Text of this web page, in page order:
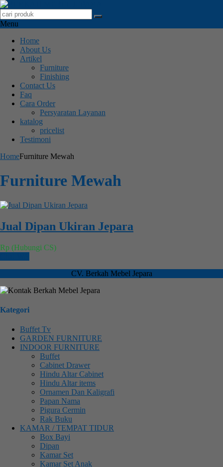
Menu
Home
About Us
Artikel
Furniture
Finishing
Contact Us
Faq
Cara Order
Persyaratan Layanan
katalog
pricelist
Testimoni
HomeFurniture Mewah
Furniture Mewah
Jual Dipan Ukiran Jepara
Rp (Hubungi CS)
CV. Berkah Mebel Jepara
Kategori
Buffet Tv
GARDEN FURNITURE
INDOOR FURNITURE
Buffet
Cabinet Drawer
Hindu Altar Cabinet
Hindu Altar items
Ornamen Dan Kaligrafi
Papan Nama
Pigura Cermin
Rak Buku
KAMAR / TEMPAT TIDUR
Box Bayi
Dipan
Kamar Set
Kamar Set Anak